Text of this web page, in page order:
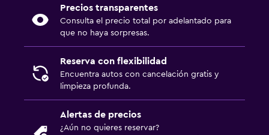
Precios transparentes
Consulta el precio total por adelantado para
que no haya sorpresas.
Reserva con flexibilidad
Encuentra autos con cancelación gratis y
limpieza profunda.
Alertas de precios
¿Aún no quieres reservar?